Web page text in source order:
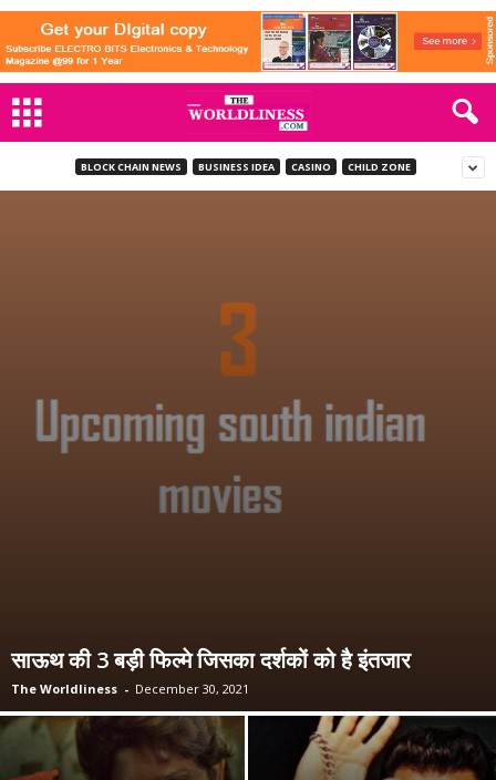
BLOCK CHAIN NEWS BUSINESS IDEA CASINO CHILD ZONE
साऊथ की 3 बड़ी फिल्मे जिसका दर्शकों को है इंतजार
The Worldliness - December 30, 2021